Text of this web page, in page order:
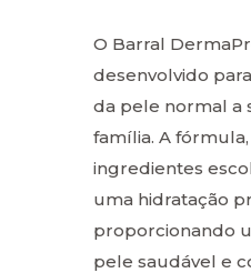
O Barral
desenvolvido
da pele normal a
família. A
ingredientes
uma hidratação
proporcionando
pele saudável e